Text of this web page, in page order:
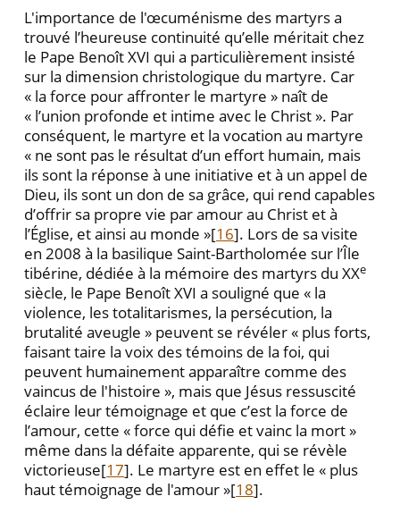
L'importance de l'œcuménisme des martyrs a
trouvé l’heureuse continuité qu’elle méritait chez
le Pape Benoît XVI qui a particulièrement insisté
sur la dimension christologique du martyre. Car
« la force pour affronter le martyre » naît de
« l’union profonde et intime avec le Christ ». Par
conséquent, le martyre et la vocation au martyre
« ne sont pas le résultat d’un effort humain, mais
ils sont la réponse à une initiative et à un appel de
Dieu, ils sont un don de sa grâce, qui rend capables
d’offrir sa propre vie par amour au Christ et à
l’Église, et ainsi au monde »[16]. Lors de sa visite
en 2008 à la basilique Saint-Bartholomée sur l’Île
tibérine, dédiée à la mémoire des martyrs du XXe
siècle, le Pape Benoît XVI a souligné que « la
violence, les totalitarismes, la persécution, la
brutalité aveugle » peuvent se révéler « plus forts,
faisant taire la voix des témoins de la foi, qui
peuvent humainement apparaître comme des
vaincus de l'histoire », mais que Jésus ressuscité
éclaire leur témoignage et que c’est la force de
l’amour, cette « force qui défie et vainc la mort »
même dans la défaite apparente, qui se révèle
victorieuse[17]. Le martyre est en effet le « plus
haut témoignage de l'amour »[18].